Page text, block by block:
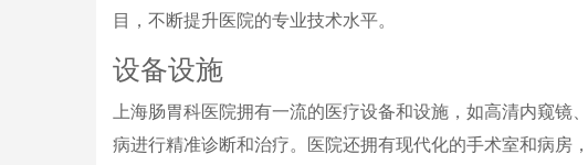
目，不断提升医院的专业技术水平。
设备设施
上海肠胃科医院拥有一流的医疗设备和设施，如高清内窥镜
病进行精准诊断和治疗。医院还拥有现代化的手术室和病房